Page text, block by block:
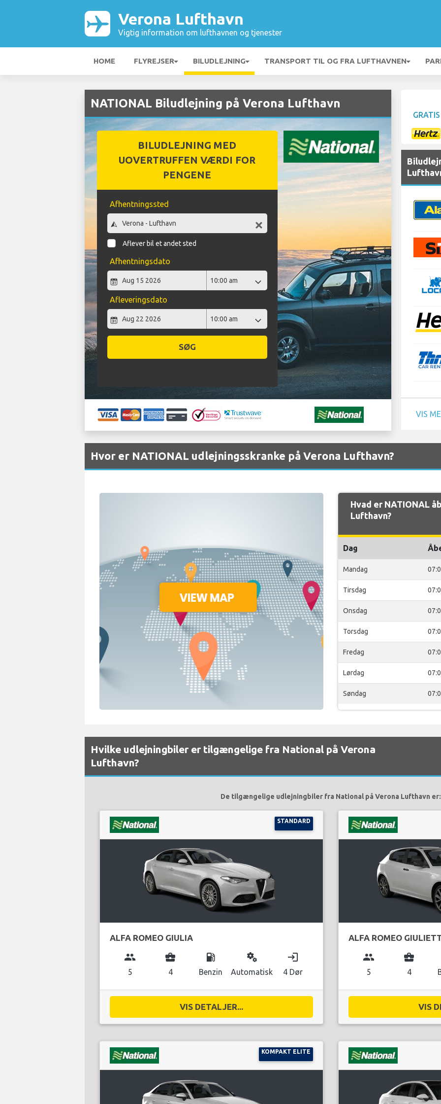
Verona Lufthavn
Vigtig information om lufthavnen og tjenester
HOME FLYREJSER BILUDLEJNING TRANSPORT TIL OG FRA LUFTHAVNEN
NATIONAL Biludlejning på Verona Lufthavn
BILUDLEJNING MED
UOVERTRUFFEN VÆRDI FOR
PENGENE
Afhentningssted
Aflever bil et andet sted
Afhentningsdato
Afleveringsdato
SØG
GRATIS
VIS
Hvor er NATIONAL udlejningsskranke på Verona Lufthavn?
Hvad er NATIONAL
Lufthavn?
Dag
Mandag
Tirsdag
Onsdag
Torsdag
Fredag
Lørdag
Søndag
Hvilke udlejningbiler er tilgængelige fra National på Verona
Lufthavn?
De tilgængelige udlejningbiler fra National på Verona Lufthavn er:
STANDARD
ALFA ROMEO GIULIA
group
5
business_center
4
local_gas_station
Benzin
miscellaneous_services
Automatisk
login
4 Dør
VIS DETALJER...
ALFA ROMEO
group
5
business_center
4
VIS
KOMPAKT ELITE